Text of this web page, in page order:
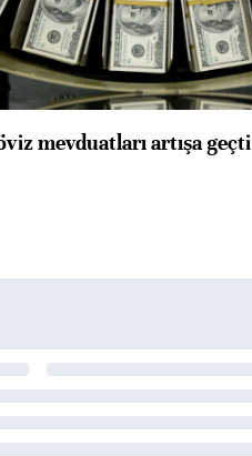
mevduatları artışa geçti